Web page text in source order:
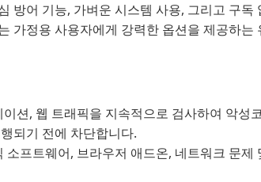
방어 기능, 가벼운 시스템 사용, 그리고 구독
가정용 사용자에게 강력한 옵션을 제공하는
션, 웹 트래픽을 지속적으로 검사하여 악성
되기 전에 차단합니다.
소프트웨어, 브라우저 애드온, 네트워크 문제